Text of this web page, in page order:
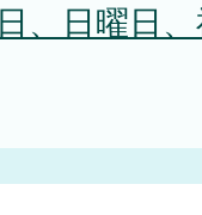
、日曜日